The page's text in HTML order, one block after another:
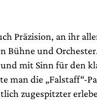
Präzision, an ihr
Bühne und
mit Sinn für den
man die „Falstaff“-
zugespitzter